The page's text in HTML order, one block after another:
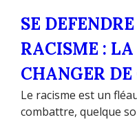
SE
RACISME :
CHANGER
Le racisme est un
combattre, quelque